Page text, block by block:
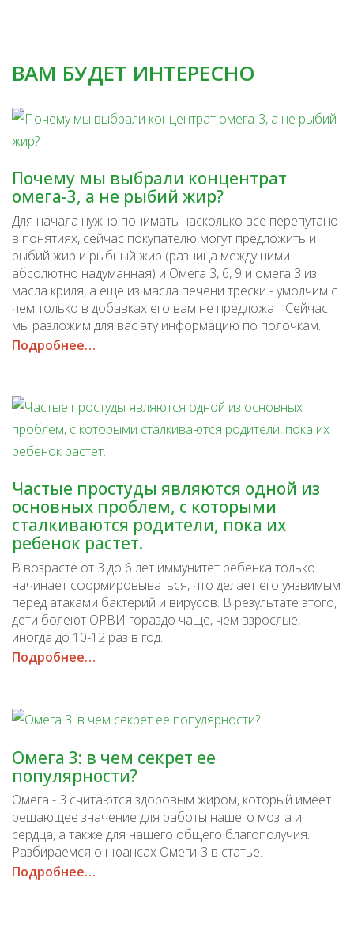
ВАМ БУДЕТ ИНТЕРЕСНО
Почему мы выбрали концентрат
омега-3, а не рыбий жир?
Для начала нужно понимать насколько все перепутано
в понятиях, сейчас покупателю могут предложить и
рыбий жир и рыбный жир (разница между ними
абсолютно надуманная) и Омега 3, 6, 9 и омега 3 из
масла криля, а еще из масла печени трески - умолчим с
чем только в добавках его вам не предложат! Сейчас
мы разложим для вас эту информацию по полочкам.
Подробнее…
Частые простуды являются одной из
основных проблем, с которыми
сталкиваются родители, пока их
ребенок растет.
В возрасте от 3 до 6 лет иммунитет ребенка только
начинает сформировываться, что делает его уязвимым
перед атаками бактерий и вирусов. В результате этого,
дети болеют ОРВИ гораздо чаще, чем взрослые,
иногда до 10-12 раз в год.
Подробнее…
Омега 3: в чем секрет ее
популярности?
Омега - 3 считаются здоровым жиром, который имеет
решающее значение для работы нашего мозга и
сердца, а также для нашего общего благополучия.
Разбираемся о нюансах Омеги-3 в статье.
Подробнее…